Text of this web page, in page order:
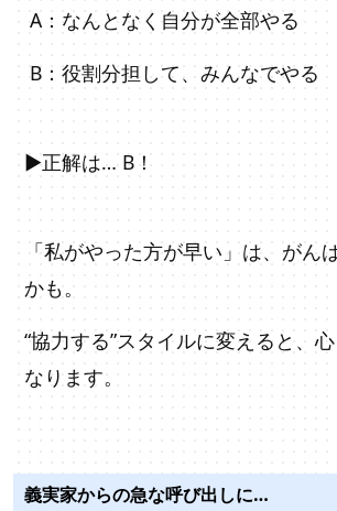
A：なんとなく自分が全部やる
B：役割分担して、みんなでやる
▶正解は… B！
「私がやった方が早い」は、がん
かも。
“協力する”スタイルに変えると、
なります。
義実家からの急な呼び出しに…